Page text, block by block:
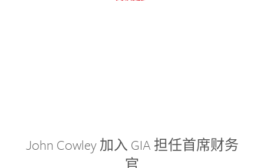
John Cowley 加入 GIA 担任首席财务